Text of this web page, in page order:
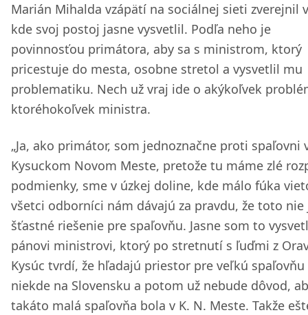
Marián Mihalda vzápätí na sociálnej sieti zverejnil
kde svoj postoj jasne vysvetlil. Podľa neho je
povinnosťou primátora, aby sa s ministrom, ktorý
pricestuje do mesta, osobne stretol a vysvetlil mu
problematiku. Nech už vraj ide o akýkoľvek
ktoréhokoľvek ministra.
„Ja, ako primátor, som jednoznačne proti spaľovni
Kysuckom Novom Meste, pretože tu máme zlé
podmienky, sme v úzkej doline, kde málo fúka
všetci odborníci nám dávajú za pravdu, že toto nie
šťastné riešenie pre spaľovňu. Jasne som to
pánovi ministrovi, ktorý po stretnutí s ľuďmi z
Kysúc tvrdí, že hľadajú priestor pre veľkú spaľovňu
niekde na Slovensku a potom už nebude dôvod,
takáto malá spaľovňa bola v K. N. Meste. Takže